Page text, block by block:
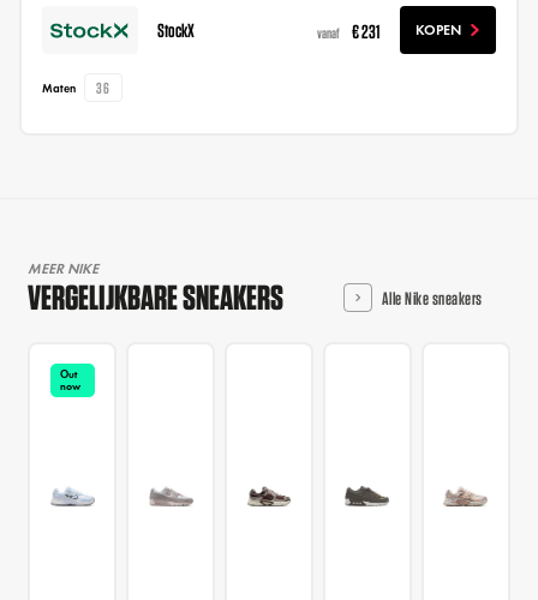
StockX vanaf € 231 KOPEN
Maten 36
MEER NIKE
VERGELIJKBARE SNEAKERS Alle Nike sneakers
Out
now